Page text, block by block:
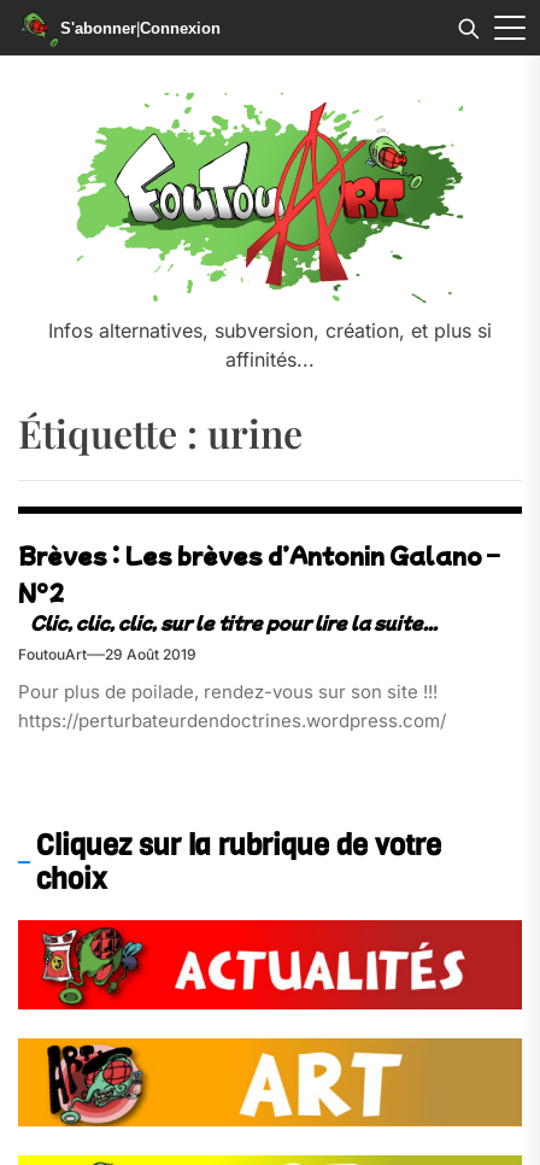
S'abonner|Connexion
Infos alternatives, subversion, création, et plus si
affinités...
Étiquette : urine
Brèves : Les brèves d’Antonin Galano –
N°2
FoutouArt 29 Août 2019
Pour plus de poilade, rendez-vous sur son site !!!
https://perturbateurdendoctrines.wordpress.com/
Cliquez sur la rubrique de votre
choix